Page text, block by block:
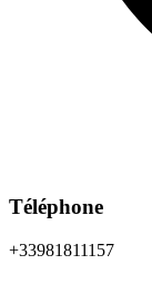
Téléphone
+33981811157